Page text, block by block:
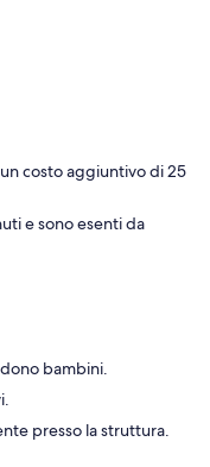
costo aggiuntivo di 25
e sono esenti da
bambini.
presso la struttura.